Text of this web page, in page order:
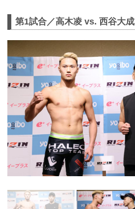
第1試合／高木凌 vs. 西谷大成